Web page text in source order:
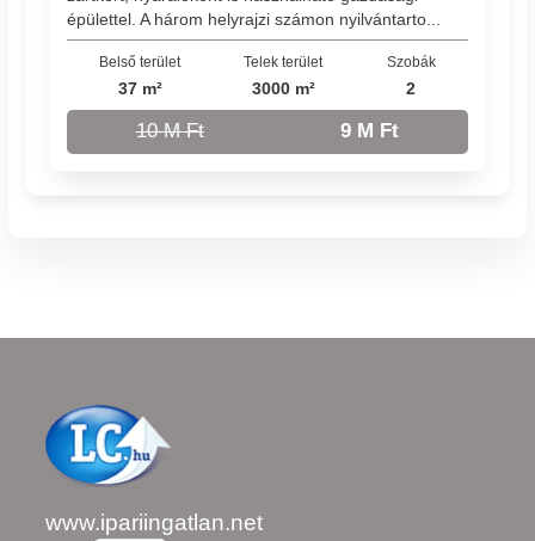
épülettel. A három helyrajzi számon nyilvántarto...
Belső terület
37 m²
Telek terület
3000 m²
Szobák
2
10 M Ft 9 M Ft
www.ipariingatlan.net